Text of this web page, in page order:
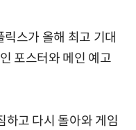
스가 올해 최고 기대
포스터와 메인 예고
하고 다시 돌아와 게임